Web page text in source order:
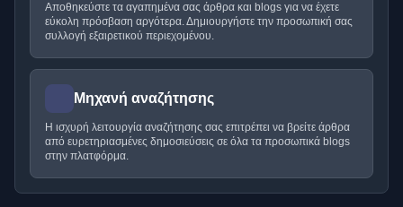
Αποθηκεύστε τα αγαπημένα σας άρθρα και blogs για να έχετε
εύκολη πρόσβαση αργότερα. Δημιουργήστε την προσωπική σας
συλλογή εξαιρετικού περιεχομένου.
Μηχανή αναζήτησης
Η ισχυρή λειτουργία αναζήτησης σας επιτρέπει να βρείτε άρθρα
από ευρετηριασμένες δημοσιεύσεις σε όλα τα προσωπικά blogs
στην πλατφόρμα.